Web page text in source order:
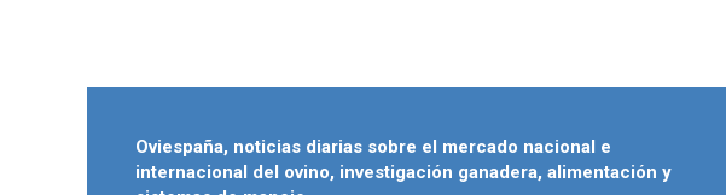
Oviespaña, noticias diarias sobre el mercado nacional e
internacional del ovino, investigación ganadera, alimentación y